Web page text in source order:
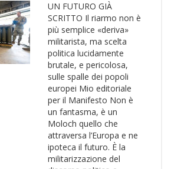
UN FUTURO GIÀ
SCRITTO Il riarmo non è
più semplice «deriva»
militarista, ma scelta
politica lucidamente
brutale, e pericolosa,
sulle spalle dei popoli
europei Mio editoriale
per il Manifesto Non è
un fantasma, è un
Moloch quello che
attraversa l’Europa e ne
ipoteca il futuro. È la
militarizzazione del